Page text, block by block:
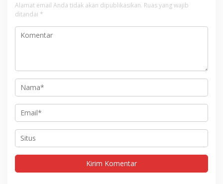
Alamat email Anda tidak akan dipublikasikan. Ruas yang wajib
ditandai *